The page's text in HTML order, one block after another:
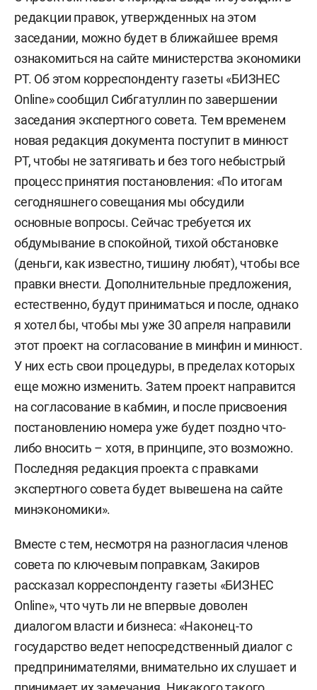
редакции правок, утвержденных на этом
заседании, можно будет в ближайшее время
ознакомиться на сайте министерства экономики
РТ. Об этом корреспонденту газеты «БИЗНЕС
Online» сообщил Сибгатуллин по завершении
заседания экспертного совета. Тем временем
новая редакция документа поступит в минюст
РТ, чтобы не затягивать и без того небыстрый
процесс принятия постановления: «По итогам
сегодняшнего совещания мы обсудили
основные вопросы. Сейчас требуется их
обдумывание в спокойной, тихой обстановке
(деньги, как известно, тишину любят), чтобы все
правки внести. Дополнительные предложения,
естественно, будут приниматься и после, однако
я хотел бы, чтобы мы уже 30 апреля направили
этот проект на согласование в минфин и минюст.
У них есть свои процедуры, в пределах которых
еще можно изменить. Затем проект направится
на согласование в кабмин, и после присвоения
постановлению номера уже будет поздно что-
либо вносить – хотя, в принципе, это возможно.
Последняя редакция проекта с правками
экспертного совета будет вывешена на сайте
минэкономики».
Вместе с тем, несмотря на разногласия членов
совета по ключевым поправкам, Закиров
рассказал корреспонденту газеты «БИЗНЕС
Online», что чуть ли не впервые доволен
диалогом власти и бизнеса: «Наконец-то
государство ведет непосредственный диалог с
предпринимателями, внимательно их слушает и